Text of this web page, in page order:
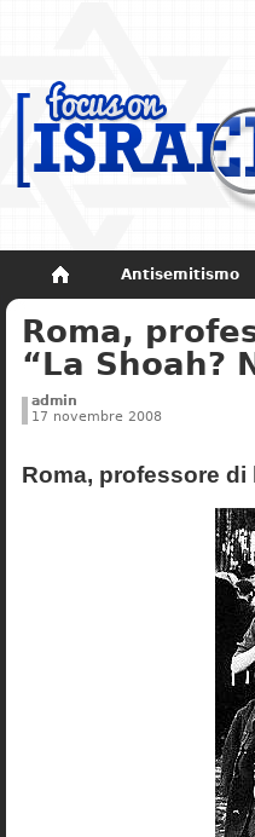
Antisemitismo
Non dimenticare
Roma,
“La Shoah?
admin
17 novembre 2008
Roma, professore